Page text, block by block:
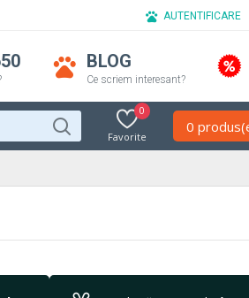
AUTENTIFICARE
BLOG
Ce scriem interesant?
Favorite
0
0